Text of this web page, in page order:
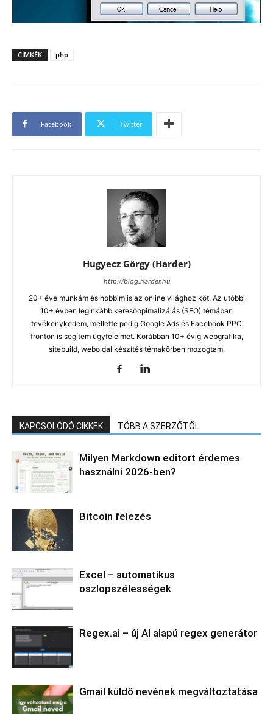
CÍMKÉK php
Facebook Twitter
Hugyecz Görgy (Harder)
http://blog.harder.hu
20+ éve munkám és hobbim is az online világhoz köt. Az utóbbi
10+ évben leginkább keresőopimalizálás (SEO) témában
tevékenykedem, mellette pedig Google Ads és Facebook PPC
fronton is segítem ügyfeleimet. Korábban 10+ évig webgrafika,
sitebuild, weboldal készítés témakörben mozogtam.
KAPCSOLÓDÓ CIKKEK TÖBB A SZERZŐTŐL
Milyen Markdown editort érdemes
használni 2026-ben?
Bitcoin felezés
Excel – automatikus
oszlopszélességek
Regex.ai – új AI alapú regex generátor
Gmail küldő nevének megváltoztatása